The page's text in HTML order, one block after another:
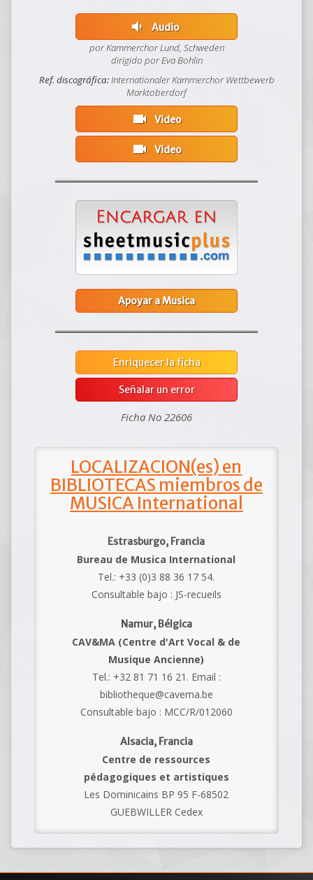
volume_down
Audio
por Kammerchor Lund, Schweden
dirigido por Eva Bohlin
Ref. discográfica:Internationaler Kammerchor Wettbewerb
Marktoberdorf
videocam Video
videocam Video
Apoyar a Musica
Enriquecer la ficha
Señalar un error
Ficha No 22606
LOCALIZACION(es) en
BIBLIOTECAS miembros de
MUSICA International
Estrasburgo, Francia
Bureau de Musica International
Tel.: +33 (0)3 88 36 17 54.
Consultable bajo : JS-recueils
Namur, Bélgica
CAV&MA (Centre d'Art Vocal & de
Musique Ancienne)
Tel.: +32 81 71 16 21. Email :
bibliotheque@cavema.be
Consultable bajo : MCC/R/012060
Alsacia, Francia
Centre de ressources
pédagogiques et artistiques
Les Dominicains BP 95 F-68502
GUEBWILLER Cedex